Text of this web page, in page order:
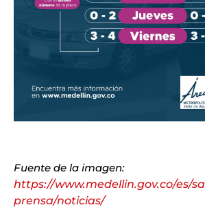
Fuente de la imagen:
https://www.medellin.gov.co/es/
prensa/noticias/